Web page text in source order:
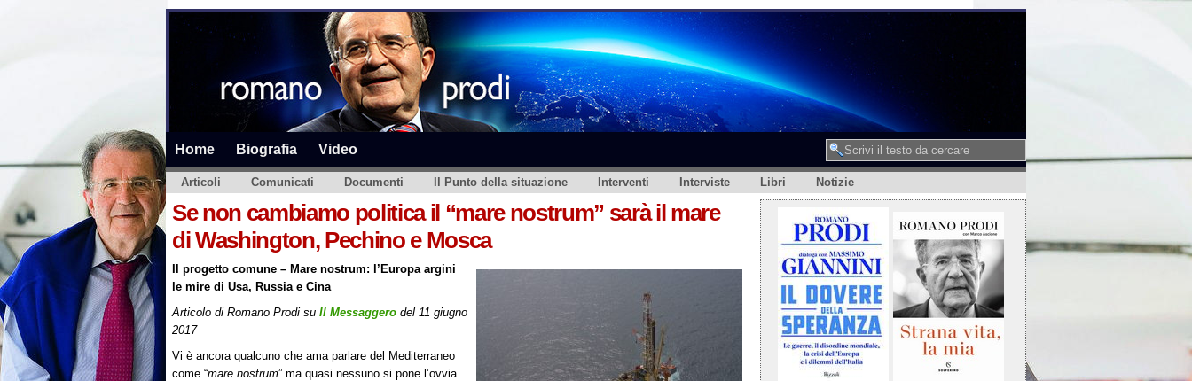
Home Biografia Video
Articoli Comunicati Documenti Il Punto della situazione Interventi Interviste Libri Notizie
Se non cambiamo politica il “mare nostrum” sarà il mare
di Washington, Pechino e Mosca
Il progetto comune – Mare nostrum: l’Europa argini
le mire di Usa, Russia e Cina
Articolo di Romano Prodi su Il Messaggero del 11 giugno
2017
Vi è ancora qualcuno che ama parlare del Mediterraneo
come “mare nostrum” ma quasi nessuno si pone l’ovvia